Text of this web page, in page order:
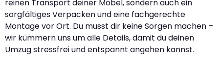
reinen Transport deiner Möbel, sondern auch ein
sorgfältiges Verpacken und eine fachgerechte
Montage vor Ort. Du musst dir keine Sorgen machen –
wir kümmern uns um alle Details, damit du deinen
Umzug stressfrei und entspannt angehen kannst.